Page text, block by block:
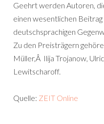
Geehrt werden Autoren,
einen wesentlichen
deutschsprachigen
Zu den Preisträgern
Müller,Â Ilija Trojanow,
Lewitscharoff.
Quelle: ZEIT Online